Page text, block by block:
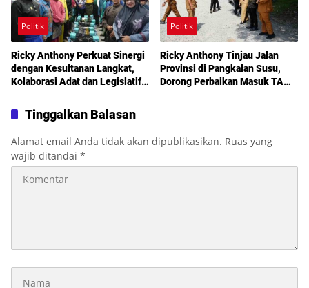
Politik
Ricky Anthony Perkuat Sinergi
dengan Kesultanan Langkat,
Kolaborasi Adat dan Legislatif
Politik
Ricky Anthony Tinjau Jalan
Provinsi di Pangkalan Susu,
Dorong Perbaikan Masuk TA
Tinggalkan Balasan
Alamat email Anda tidak akan dipublikasikan. Ruas yang
wajib ditandai *